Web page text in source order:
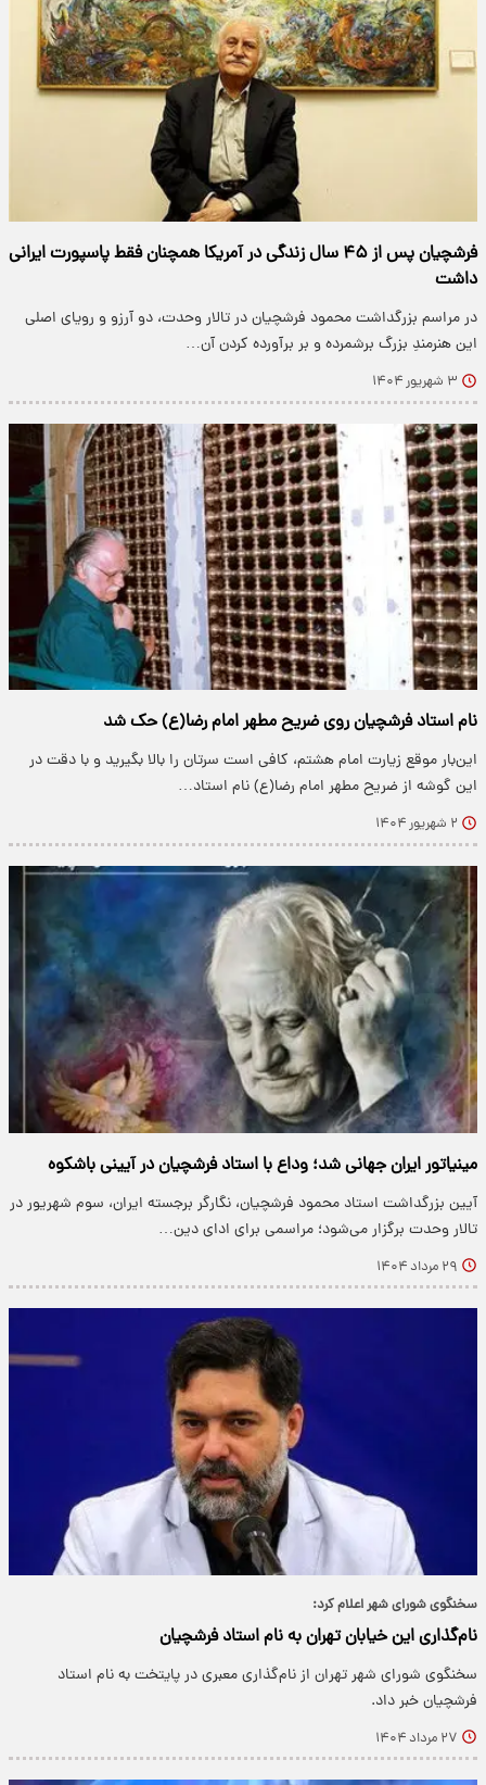
فرشچیان پس از ۴۵ سال زندگی در آمریکا همچنان فقط پاسپورت ایرانی
داشت
در مراسم بزرگداشت محمود فرشچیان در تالار وحدت، دو آرزو و رویای اصلی
این هنرمندِ بزرگ برشمرده و بر برآورده کردن آن…
۳ شهریور ۱۴۰۴
نام استاد فرشچیان روی ضریح مطهر امام رضا(ع) حک شد
این‌بار موقع زیارت امام هشتم، کافی است سرتان را بالا بگیرید و با دقت در
این گوشه از ضریح مطهر امام رضا(ع) نام استاد…
۲ شهریور ۱۴۰۴
مینیاتور ایران جهانی شد؛ وداع با استاد فرشچیان در آیینی باشکوه
آیین بزرگداشت استاد محمود فرشچیان، نگارگر برجسته ایران، سوم شهریور در
تالار وحدت برگزار می‌شود؛ مراسمی برای ادای دین…
۲۹ مرداد ۱۴۰۴
سخنگوی شورای شهر اعلام کرد:
نام‌گذاری این خیابان تهران به نام استاد فرشچیان
سخنگوی شورای شهر تهران از نام‌گذاری معبری در پایتخت به نام استاد
فرشچیان خبر داد.
۲۷ مرداد ۱۴۰۴